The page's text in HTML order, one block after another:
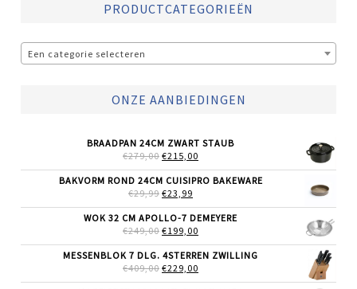
PRODUCTCATEGORIEËN
Een categorie selecteren
ONZE AANBIEDINGEN
BRAADPAN 24CM ZWART STAUB
€279,00 OORSPRONKELIJKE
WAS:
€279,00.
€215,00
IS:
BAKVORM ROND 24CM CUISIPRO BAKEWARE
€29,99 OORSPRONKELIJKE
WAS:
€29,99.
€23,99
IS:
€23,99.
WOK 32 CM APOLLO-7 DEMEYERE
€249,00 OORSPRONKELIJKE
WAS:
€249,00.
€199,00
IS:
MESSENBLOK 7 DLG. 4STERREN ZWILLING
€409,00 OORSPRONKELIJKE
€229,00